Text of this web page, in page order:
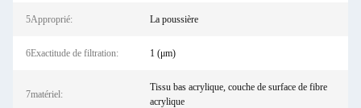
5Approprié: La poussière
6Exactitude de filtration: 1 (μm)
7matériel:
Tissu bas acrylique, couche de surface de fibre
acrylique